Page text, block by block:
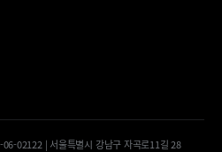
02122 | 서울특별시 강남구 자곡로11길 28